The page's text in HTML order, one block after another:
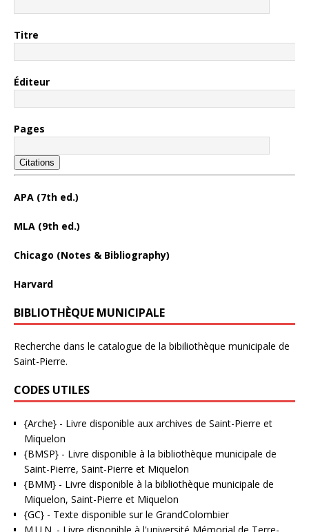
Titre
Éditeur
Pages
Citations
APA (7th ed.)
MLA (9th ed.)
Chicago (Notes & Bibliography)
Harvard
BIBLIOTHÈQUE MUNICIPALE
Recherche dans le catalogue de la bibiliothèque municipale de
Saint-Pierre.
CODES UTILES
{Arche} - Livre disponible aux archives de Saint-Pierre et
Miquelon
{BMSP} - Livre disponible à la bibliothèque municipale de
Saint-Pierre, Saint-Pierre et Miquelon
{BMM} - Livre disponible à la bibliothèque municipale de
Miquelon, Saint-Pierre et Miquelon
{GC} - Texte disponible sur le GrandColombier